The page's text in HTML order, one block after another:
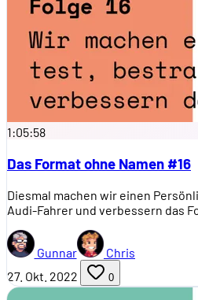
1:05:58
Das Format ohne Namen #16
Diesmal machen wir einen
Audi-Fahrer und verbessern das
Gunnar
Chris
27. Okt. 2022
0